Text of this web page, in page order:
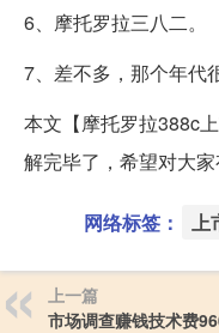
6、摩托罗拉三八二。
7、差不多，那个年代
本文【摩托罗拉388c
解完毕了，希望对大家
网络标签： 上
上一篇
市场调查赚钱技术费